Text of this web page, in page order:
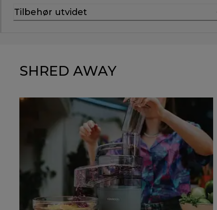
Tilbehør utvidet
SHRED AWAY